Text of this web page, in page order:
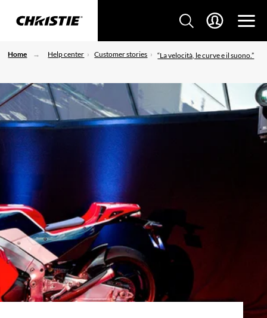
Home Help center Customer stories “La velocità, le curve e il suono.”